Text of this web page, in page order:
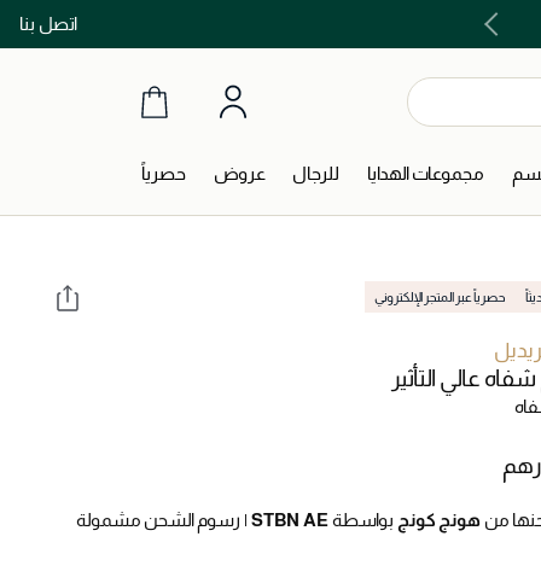
اتصل بنااشتري الآن و ادفع لاحقاً مع تابي و تمارا!
مجموعات الهدايا للرجال عروض حصرياً
حصرياً عبر المتجر الإلكتروني
عالي التأثير
من هونج كونج بواسطةSTBN AE
| رسوم الشحن مشمولة